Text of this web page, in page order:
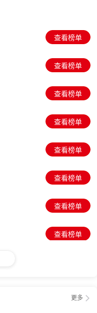
查看榜单
查看榜单
查看榜单
查看榜单
查看榜单
查看榜单
查看榜单
查看榜单
更多